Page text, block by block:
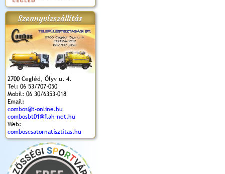
Szennyvízszállítás
2700 Cegléd, Ölyv u. 4.
Tel: 06 53/707-050
Mobil: 06 30/6353-018
Email:
combos@t-online.hu
combosbt01@flah-net.hu
Web:
comboscsatornatisztitas.hu
(2017. 08. 20.)